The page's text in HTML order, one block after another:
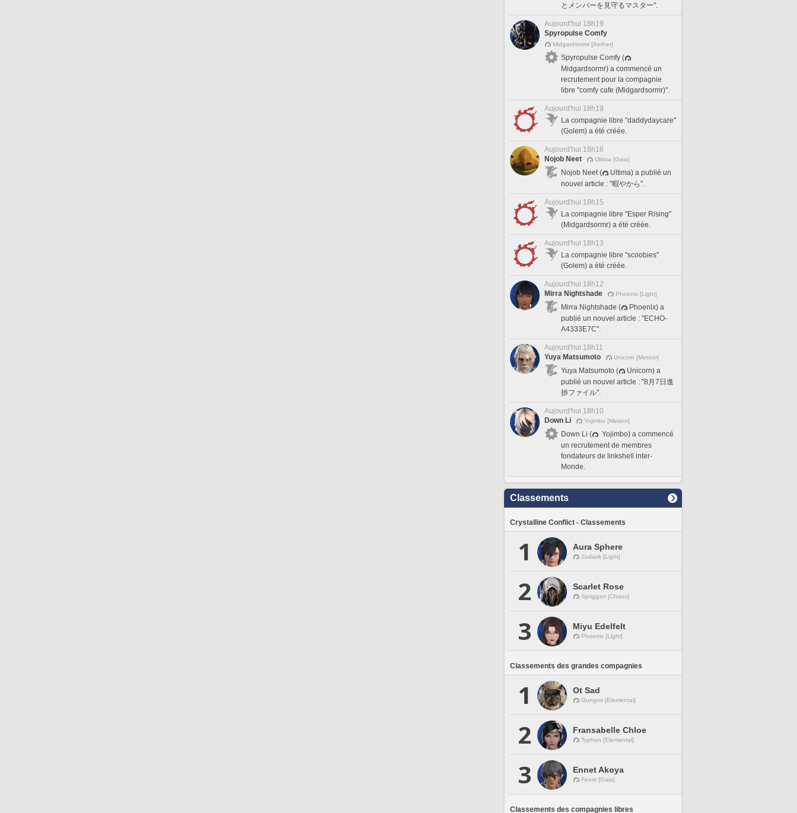
とメンバーを見守るマスター".
Aujourd'hui 18h19
Spyropulse Comfy
Midgardsormr [Aether]
Spyropulse Comfy (
Midgardsormr) a commencé un
recrutement pour la compagnie
libre "comfy cafe (Midgardsormr)".
Aujourd'hui 18h19
La compagnie libre "daddydaycare"
(Golem) a été créée.
Aujourd'hui 18h16
Nojob Neet
Ultima [Gaia]
Nojob Neet (
Ultima) a publié un
nouvel article : "暇やから".
Aujourd'hui 18h15
La compagnie libre "Esper Rising"
(Midgardsormr) a été créée.
Aujourd'hui 18h13
La compagnie libre "scoobies"
(Golem) a été créée.
Aujourd'hui 18h12
Mirra Nightshade
Phoenix [Light]
Mirra Nightshade (
Phoenix) a
publié un nouvel article : "ECHO-
A4333E7C".
Aujourd'hui 18h11
Yuya Matsumoto
Unicorn [Meteor]
Yuya Matsumoto (
Unicorn) a
publié un nouvel article : "8月7日進
捗ファイル".
Aujourd'hui 18h10
Down Li
Yojimbo [Meteor]
Down Li (
Yojimbo) a commencé
un recrutement de membres
fondateurs de linkshell inter-
Monde.
Classements
Crystalline Conflict - Classements
1 Aura Sphere
Zodiark [Light]
2 Scarlet Rose
Spriggan [Chaos]
3 Miyu Edelfelt
Phoenix [Light]
Classements des grandes compagnies
1 Ot Sad
Gungnir [Elemental]
2 Fransabelle Chloe
Typhon [Elemental]
3 Ennet Akoya
Fenrir [Gaia]
Classements des compagnies libres